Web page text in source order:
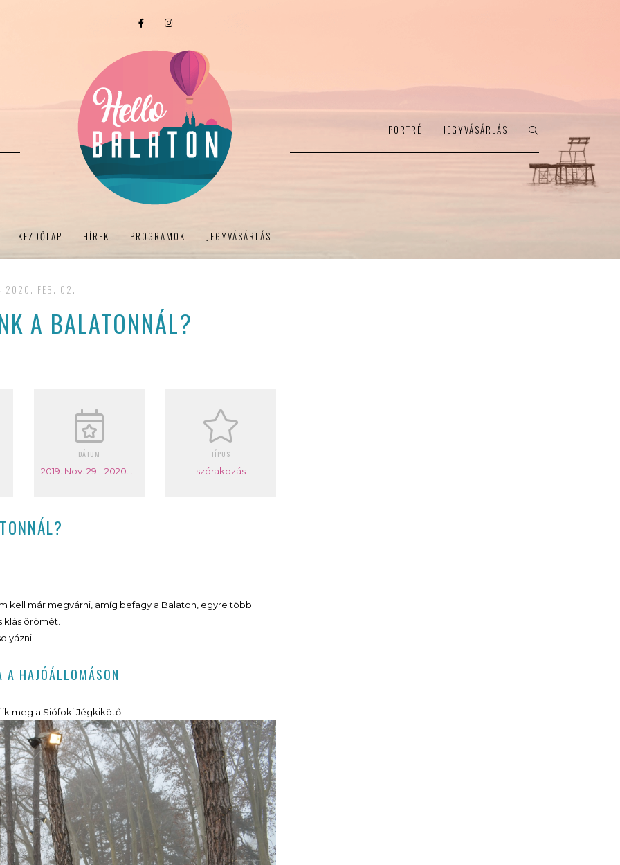
PORTRÉ JEGYVÁSÁRLÁS
KEZDŐLAP HÍREK PROGRAMOK JEGYVÁSÁRLÁS
2020. FEB. 02.
A BALATONNÁL?
DÁTUM TÍPUS
szórakozás
kell már megvárni, amíg befagy a Balaton, egyre több
örömét.
A HAJÓÁLLOMÁSON
meg a Siófoki Jégkikötő!